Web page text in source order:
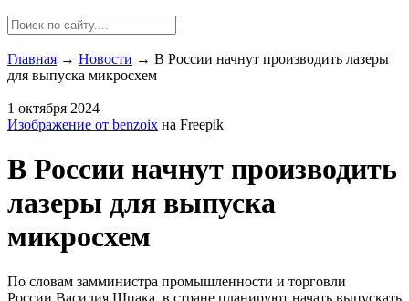
Главная → Новости → В России начнут производить лазеры
для выпуска микросхем
1 октября 2024
Изображение от benzoix на Freepik
В России начнут производить
лазеры для выпуска
микросхем
По словам замминистра промышленности и торговли
России Василия Шпака, в стране планируют начать выпускать